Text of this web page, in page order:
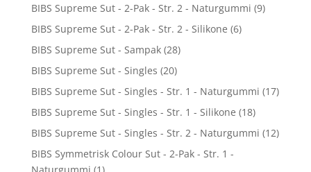
BIBS Supreme Sut - 2-Pak - Str. 2 - Naturgummi (9)
BIBS Supreme Sut - 2-Pak - Str. 2 - Silikone (6)
BIBS Supreme Sut - Sampak (28)
BIBS Supreme Sut - Singles (20)
BIBS Supreme Sut - Singles - Str. 1 - Naturgummi (17)
BIBS Supreme Sut - Singles - Str. 1 - Silikone (18)
BIBS Supreme Sut - Singles - Str. 2 - Naturgummi (12)
BIBS Symmetrisk Colour Sut - 2-Pak - Str. 1 -